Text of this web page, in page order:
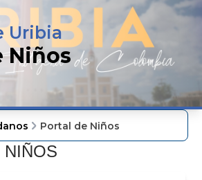
Uribia
Niños
Portal de Niños
NIÑOS